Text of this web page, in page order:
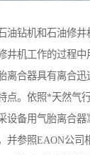
油钻机和石油修井
井机工作的过程
离合器具有离合
点。依照*天然气
设备用气胎离合
并参照EAON公司